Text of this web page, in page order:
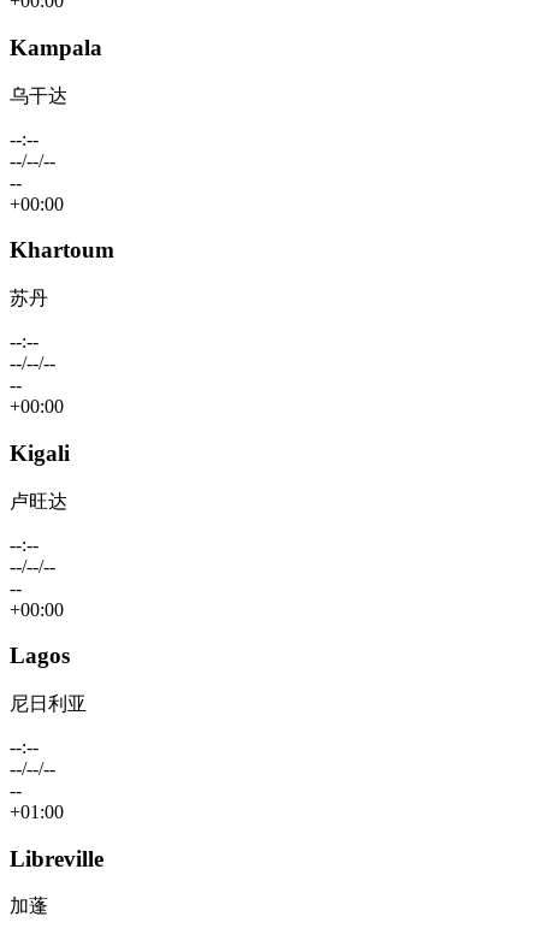
Kampala
乌干达
--:--
--/--/--
--
+00:00
Khartoum
苏丹
--:--
--/--/--
--
+00:00
Kigali
卢旺达
--:--
--/--/--
--
+00:00
Lagos
尼日利亚
--:--
--/--/--
--
+01:00
Libreville
加蓬